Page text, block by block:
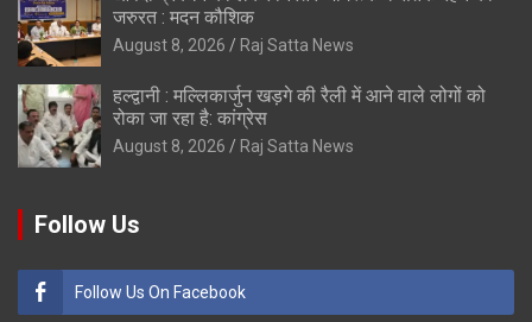
जरुरत : मदन कौशिक
August 8, 2026 Raj Satta News
हल्द्वानी : मल्लिकार्जुन खड़गे की रैली में आने वाले लोगों को
रोका जा रहा है: कांग्रेस
August 8, 2026 Raj Satta News
Follow Us
Follow Us On Facebook